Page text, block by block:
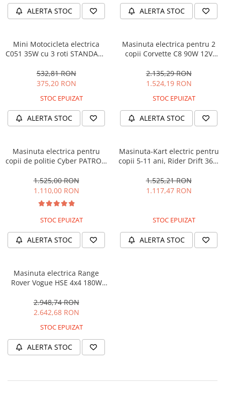
ALERTA STOC ALERTA STOC
Mini Motocicleta electrica
C051 35W cu 3 roti STANDARD
532,81 RON
375,20 RON
STOC EPUIZAT
ALERTA STOC
Masinuta electrica pentru 2
copii Corvette C8 90W 12V
2.135,29 RON
1.524,19 RON
STOC EPUIZAT
ALERTA STOC
Masinuta electrica pentru
copii de politie Cyber PATROL,
90W, 12V, Black & White
1.525,00 RON
1.110,00 RON
STOC EPUIZAT
ALERTA STOC
Masinuta-Kart electric pentru
copii 5-11 ani, Rider Drift 360,
1.525,21 RON
1.117,47 RON
STOC EPUIZAT
ALERTA STOC
Masinuta electrica Range
Rover Vogue HSE 4x4 180W
2.948,74 RON
2.642,68 RON
STOC EPUIZAT
ALERTA STOC